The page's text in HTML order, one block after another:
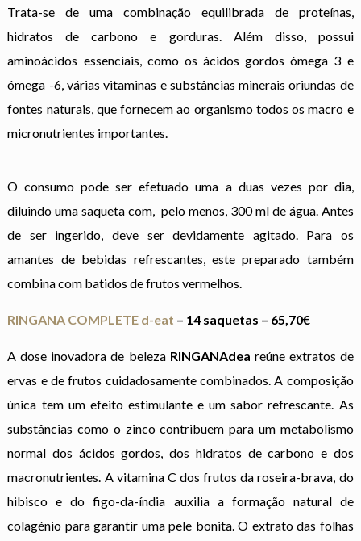
Trata-se de uma combinação equilibrada de proteínas,
hidratos de carbono e gorduras. Além disso, possui
aminoácidos essenciais, como os ácidos gordos ómega 3 e
ómega -6, várias vitaminas e substâncias minerais oriundas de
fontes naturais, que fornecem ao organismo todos os macro e
micronutrientes importantes.
O consumo pode ser efetuado uma a duas vezes por dia,
diluindo uma saqueta com, pelo menos, 300 ml de água. Antes
de ser ingerido, deve ser devidamente agitado. Para os
amantes de bebidas refrescantes, este preparado também
combina com batidos de frutos vermelhos.
RINGANA COMPLETE d-eat – 14 saquetas – 65,70€
A dose inovadora de beleza RINGANAdea reúne extratos de
ervas e de frutos cuidadosamente combinados. A composição
única tem um efeito estimulante e um sabor refrescante. As
substâncias como o zinco contribuem para um metabolismo
normal dos ácidos gordos, dos hidratos de carbono e dos
macronutrientes. A vitamina C dos frutos da roseira-brava, do
hibisco e do figo-da-índia auxilia a formação natural de
colagénio para garantir uma pele bonita. O extrato das folhas